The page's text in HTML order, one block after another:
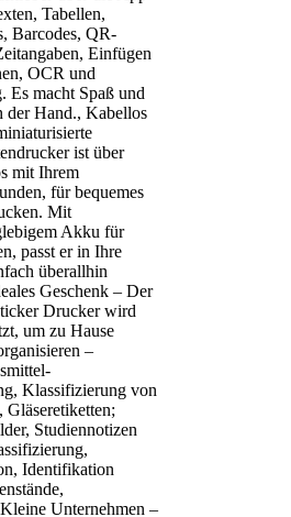
Tabellen,
Barcodes, QR-
Einfügen
OCR und
Es macht Spaß und
der Hand., Kabellos
ist über
mit Ihrem
für bequemes
Mit
Akku für
passt er in Ihre
überallhin
Geschenk – Der
Drucker wird
um zu Hause
–
Klassifizierung von
Studiennotizen
Identifikation
Unternehmen –